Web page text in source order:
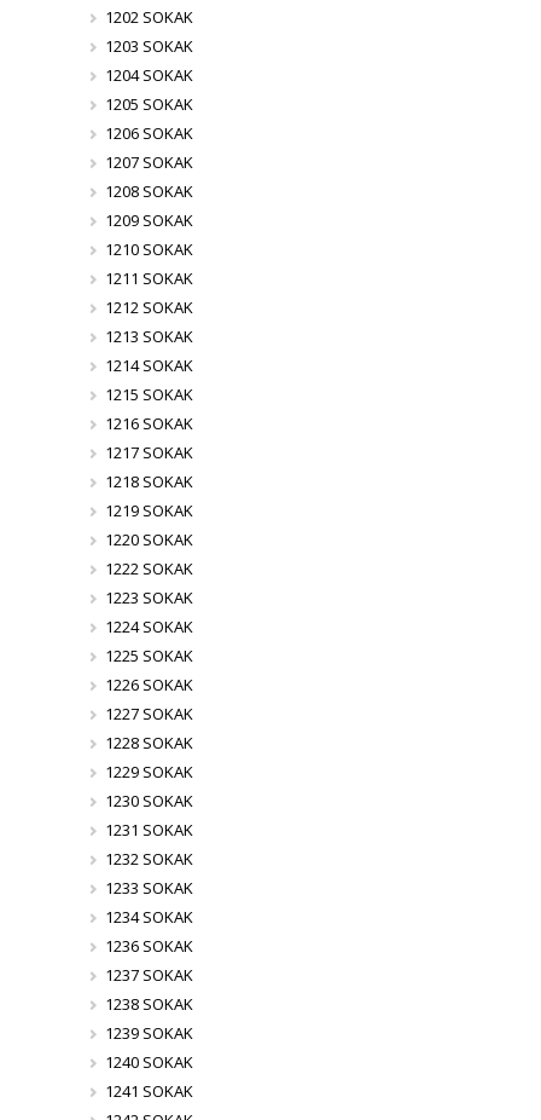
1202 SOKAK
1203 SOKAK
1204 SOKAK
1205 SOKAK
1206 SOKAK
1207 SOKAK
1208 SOKAK
1209 SOKAK
1210 SOKAK
1211 SOKAK
1212 SOKAK
1213 SOKAK
1214 SOKAK
1215 SOKAK
1216 SOKAK
1217 SOKAK
1218 SOKAK
1219 SOKAK
1220 SOKAK
1222 SOKAK
1223 SOKAK
1224 SOKAK
1225 SOKAK
1226 SOKAK
1227 SOKAK
1228 SOKAK
1229 SOKAK
1230 SOKAK
1231 SOKAK
1232 SOKAK
1233 SOKAK
1234 SOKAK
1236 SOKAK
1237 SOKAK
1238 SOKAK
1239 SOKAK
1240 SOKAK
1241 SOKAK